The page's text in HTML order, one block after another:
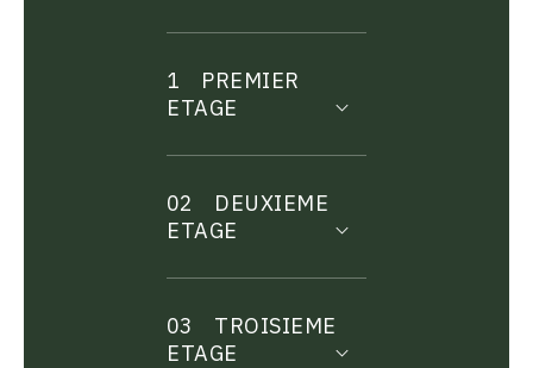
1
PREMIER
ETAGE
02
DEUXIEME
ETAGE
03
TROISIEME
ETAGE